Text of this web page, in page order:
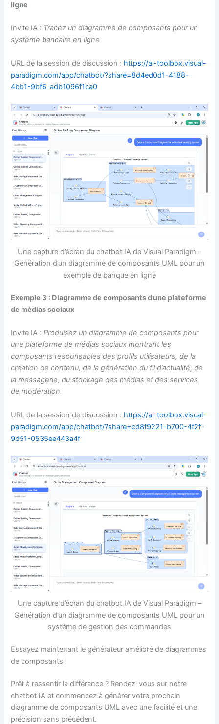
ligne
Invite IA : Tracez un diagramme de composants pour un
système bancaire en ligne
URL de la session de discussion : https://ai-toolbox.visual-
paradigm.com/app/chatbot/?share=8d4ed0d1-4188-
4bb1-9bf6-adb1096f1ca0
Une capture d’écran du chatbot IA de Visual Paradigm –
Génération d’un diagramme de composants UML pour un
exemple de banque en ligne
Exemple 3 : Diagramme de composants d’une plateforme
de médias sociaux
Invite IA :Produisez un diagramme de composants pour
une plateforme de médias sociaux montrant les
composants responsables des profils utilisateurs, de la
création de contenu, de la génération du fil d’actualité, de
la messagerie, du stockage des médias et des services
de modération.
URL de la session de discussion : https://ai-toolbox.visual-
paradigm.com/app/chatbot/?share=cd8f9221-b700-4f2f-
9d51-0535ee443a4f
Une capture d’écran du chatbot IA de Visual Paradigm –
Génération d’un diagramme de composants UML pour un
système de gestion des commandes
Essayez maintenant le générateur amélioré de diagrammes
de composants !
Prêt à ressentir la différence ? Rendez-vous sur notre
chatbot IA et commencez à générer votre prochain
diagramme de composants UML avec une facilité et une
précision sans précédent.